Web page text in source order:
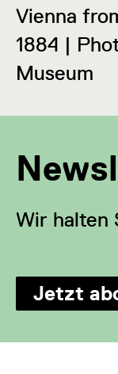
Vienna
1884 |
Museum
Wir halten
Jetzt